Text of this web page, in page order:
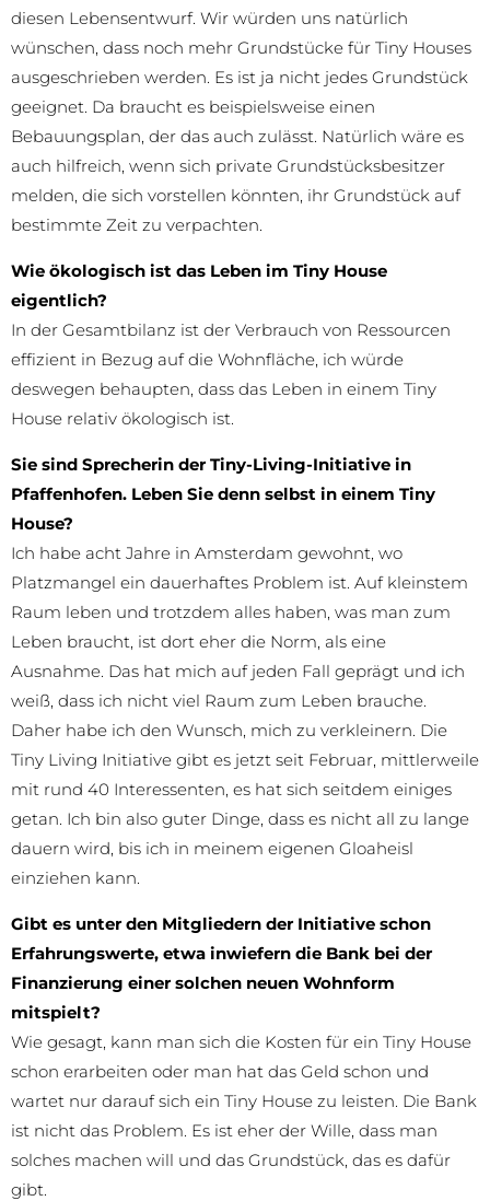
diesen Lebensentwurf. Wir würden uns natürlich
wünschen, dass noch mehr Grundstücke für Tiny Houses
ausgeschrieben werden. Es ist ja nicht jedes Grundstück
geeignet. Da braucht es beispielsweise einen
Bebauungsplan, der das auch zulässt. Natürlich wäre es
auch hilfreich, wenn sich private Grundstücksbesitzer
melden, die sich vorstellen könnten, ihr Grundstück auf
bestimmte Zeit zu verpachten.
Wie ökologisch ist das Leben im Tiny House
eigentlich?
In der Gesamtbilanz ist der Verbrauch von Ressourcen
effizient in Bezug auf die Wohnfläche, ich würde
deswegen behaupten, dass das Leben in einem Tiny
House relativ ökologisch ist.
Sie sind Sprecherin der Tiny-Living-Initiative in
Pfaffenhofen. Leben Sie denn selbst in einem Tiny
House?
Ich habe acht Jahre in Amsterdam gewohnt, wo
Platzmangel ein dauerhaftes Problem ist. Auf kleinstem
Raum leben und trotzdem alles haben, was man zum
Leben braucht, ist dort eher die Norm, als eine
Ausnahme. Das hat mich auf jeden Fall geprägt und ich
weiß, dass ich nicht viel Raum zum Leben brauche.
Daher habe ich den Wunsch, mich zu verkleinern. Die
Tiny Living Initiative gibt es jetzt seit Februar, mittlerweile
mit rund 40 Interessenten, es hat sich seitdem einiges
getan. Ich bin also guter Dinge, dass es nicht all zu lange
dauern wird, bis ich in meinem eigenen Gloaheisl
einziehen kann.
Gibt es unter den Mitgliedern der Initiative schon
Erfahrungswerte, etwa inwiefern die Bank bei der
Finanzierung einer solchen neuen Wohnform
mitspielt?
Wie gesagt, kann man sich die Kosten für ein Tiny House
schon erarbeiten oder man hat das Geld schon und
wartet nur darauf sich ein Tiny House zu leisten. Die Bank
ist nicht das Problem. Es ist eher der Wille, dass man
solches machen will und das Grundstück, das es dafür
gibt.